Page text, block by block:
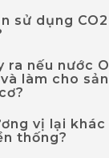
sử dụng
ra nếu nước
làm cho
vị lại khác
thống?